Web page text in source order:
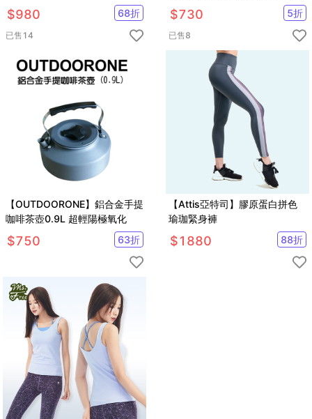
$980 68折
已售 14
桌
$730 5折
已售8
【OUTDOORONE】鋁合金手提
咖啡茶壺0.9L 超輕陽極氧化
$750 63折
【Attis亞特司】膠原蛋白拼色
瑜珈緊身褲
$1880 88折